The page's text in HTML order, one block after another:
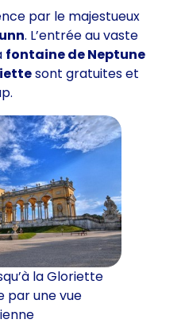
par le majestueux
. L’entrée au vaste
fontaine de Neptune
sont gratuites et
la Gloriette
par une vue